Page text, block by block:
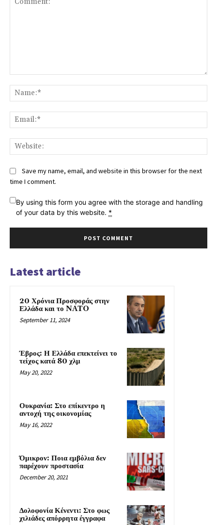
Save my name, email, and website in this browser for the next
time I comment.
By using this form you agree with the storage and handling
of your data by this website. *
Latest article
20 Χρόνια Προσφοράς στην
Ελλάδα και το NATO
September 11, 2024
Έβρος: Η Ελλάδα επεκτείνει το
τείχος κατά 80 χλμ
May 20, 2022
Ουκρανία: Στο επίκεντρο η
αντοχή της οικονομίας
May 16, 2022
Όμικρον: Ποια εμβόλια δεν
παρέχουν προστασία
December 20, 2021
Δολοφονία Κένεντι: Στο φως
χιλιάδες απόρρητα έγγραφα